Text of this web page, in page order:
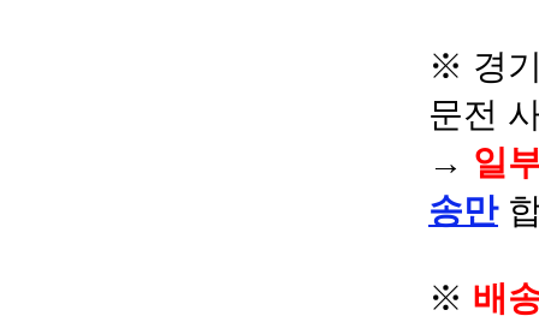
※ 경
문전
→ 일
송만
※ 배